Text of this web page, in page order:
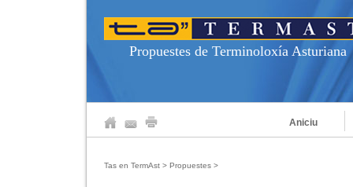
Propuestes de Terminoloxía Asturiana
Aniciu
Tas en TermAst> Propuestes>